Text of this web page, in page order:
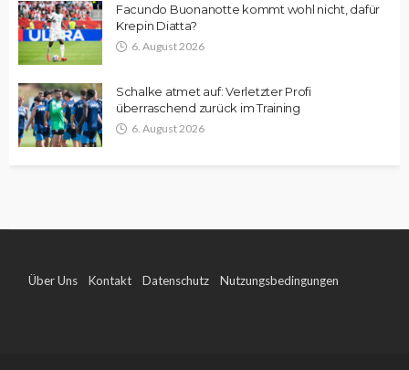
Facundo Buonanotte kommt wohl nicht, dafür
Krepin Diatta?
6. August 2026
Schalke atmet auf: Verletzter Profi
überraschend zurück im Training
6. August 2026
Über Uns Kontakt Datenschutz Nutzungsbedingungen